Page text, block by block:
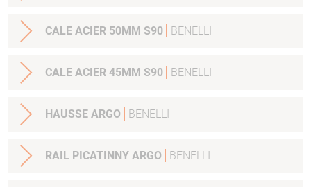
CALE ACIER 50MM S90 BENELLI
CALE ACIER 45MM S90 BENELLI
HAUSSE ARGO BENELLI
RAIL PICATINNY ARGO BENELLI